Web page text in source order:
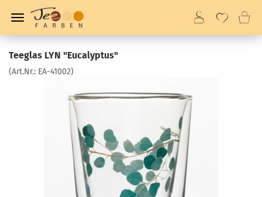
Teeglas LYN "Eucalyptus"
(Art.Nr.: EA-41002)